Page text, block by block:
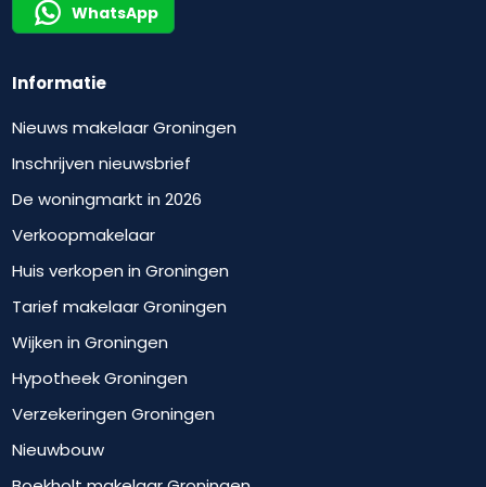
WhatsApp
Informatie
Nieuws makelaar Groningen
Inschrijven nieuwsbrief
De woningmarkt in 2026
Verkoopmakelaar
Huis verkopen in Groningen
Tarief makelaar Groningen
Wijken in Groningen
Hypotheek Groningen
Verzekeringen Groningen
Nieuwbouw